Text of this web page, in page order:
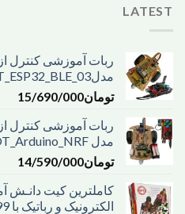
LATEST
ربات آموزشی کنترل
مدل03_ROBOT_ESP32_BLE
تومان15/690/000
مدل ROBOT_Arduino_NRF
تومان14/590/000
کاملترین کیت دانـش
الکترونیک و رباتیک با 99 پروژه ساده مدل KIT_99DIY